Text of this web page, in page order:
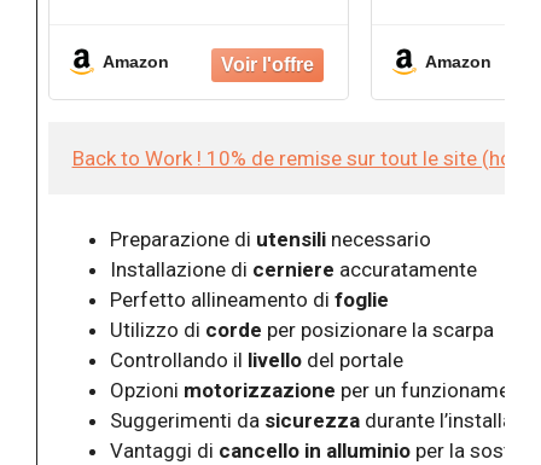
Amazon
Construction
à partir de
Amazon
Back to Work ! 10% de remise sur tout le site (hors
Preparazione di utensilinecessario
Installazione di cerniere accuratamente
Perfetto allineamento di foglie
Utilizzo di corde per posizionare la scarpa
Controllando il livellodel portale
Opzioni motorizzazione per un
Suggerimenti da sicurezzadurante
Vantaggi di cancello in alluminioper la